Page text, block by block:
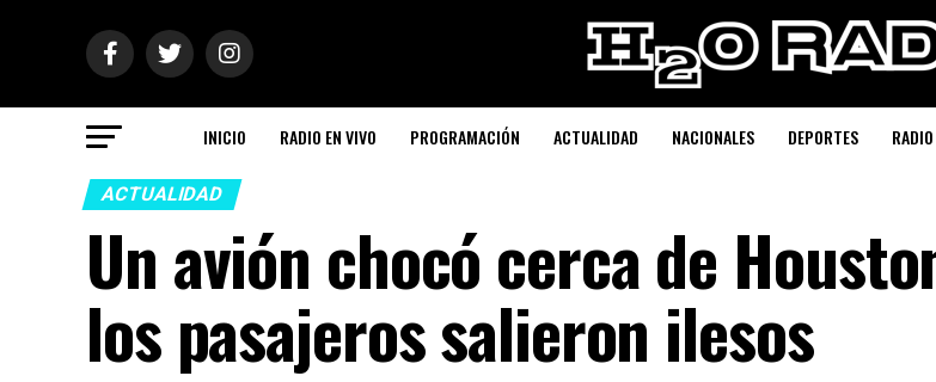
INICIO RADIO EN VIVO PROGRAMACIÓN ACTUALIDAD NACIONALES DEPORTES RADIO
ACTUALIDAD
Un avión chocó cerca de
los pasajeros salieron ilesos